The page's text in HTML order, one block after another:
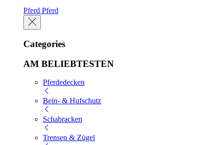
Pferd Pferd
Categories
AM BELIEBTESTEN
Pferdedecken
Bein- & Hufschutz
Schabracken
Trensen & Zügel